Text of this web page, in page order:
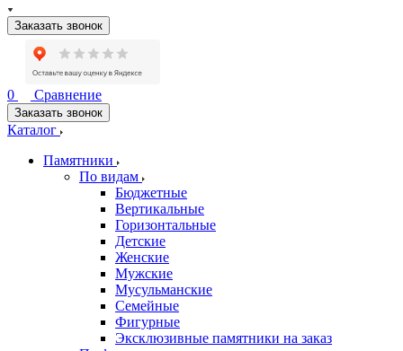
Заказать звонок
0 Сравнение
Заказать звонок
Каталог
Памятники
По видам
Бюджетные
Вертикальные
Горизонтальные
Детские
Женские
Мужские
Мусульманские
Семейные
Фигурные
Эксклюзивные памятники на заказ